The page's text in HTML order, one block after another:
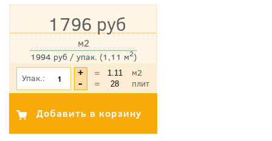
1796 руб
1994 руб / упак. (1,11 м2)
м2
*Цена указана с учетом НДС
Упак.: =
м2
=
плит